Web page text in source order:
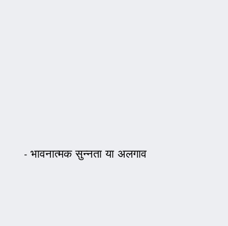
भावनात्मक सुन्नता या अलगाव